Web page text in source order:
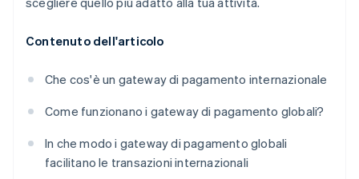
Contenuto dell'articolo
Che cos'è un gateway di pagamento internazionale
Come funzionano i gateway di pagamento globali?
In che modo i gateway di pagamento globali
facilitano le transazioni internazionali